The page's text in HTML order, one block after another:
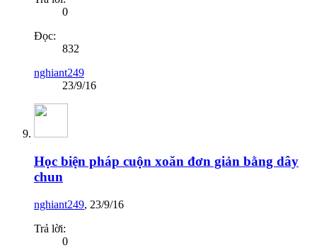
0
Đọc:
832
nghiant249
23/9/16
Học biện pháp cuộn xoăn đơn giản bằng dây
chun
nghiant249, 23/9/16
Trả lời:
0